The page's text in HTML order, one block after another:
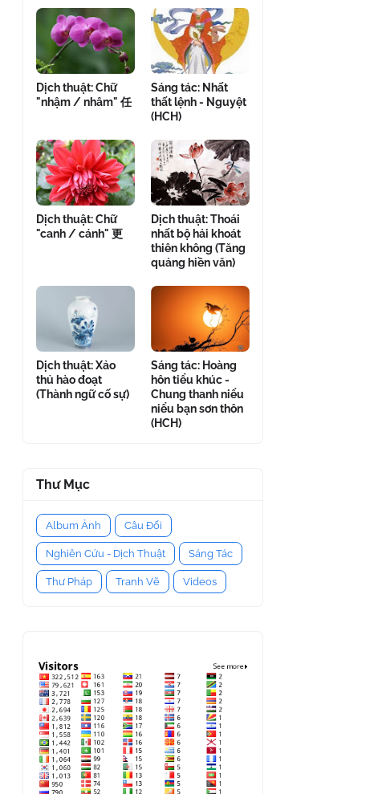
Dịch thuật: Chữ
"nhậm / nhâm" 任
Sáng tác: Nhất
thất lệnh - Nguyệt
(HCH)
Dịch thuật: Chữ
"canh / cánh" 更
Dịch thuật: Thoái
nhất bộ hải khoát
thiên không (Tăng
quảng hiền văn)
Dịch thuật: Xảo
thủ hào đoạt
(Thành ngữ cố sự)
Sáng tác: Hoàng
hôn tiểu khúc -
Chung thanh niểu
niểu bạn sơn thôn
(HCH)
Thư Mục
Album Ảnh Câu Đối
Nghiên Cứu - Dịch Thuật Sáng Tác
Thư Pháp Tranh Vẽ Videos